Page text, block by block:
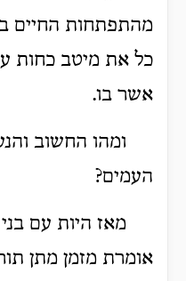
מהתפתחות החיים
כל את מיטב כחות
אשר בו.
ומהו החשוב
העמים?
מאז היות עם
אומרת מזמן מתן